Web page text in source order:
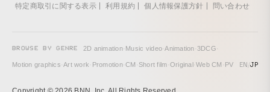
特定商取引に関する表示 利用規約 個人情報保護方針 問い合わせ
BROWSE BY GENRE 2D animation· Music video·Animation·3DCG·
Motion graphics·Art work· Promotion·CM · Short film·Original ·Web CM · PV EN/JP